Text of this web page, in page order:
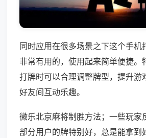
同时应用在很多场景之下这个手机
非常有用的，使用起来简单便捷。
打牌时可以合理调整牌型，提升游
好友间互动乐趣。
微乐北京麻将制胜方法；一些玩家
部分用户的牌特别好，总是能拿到